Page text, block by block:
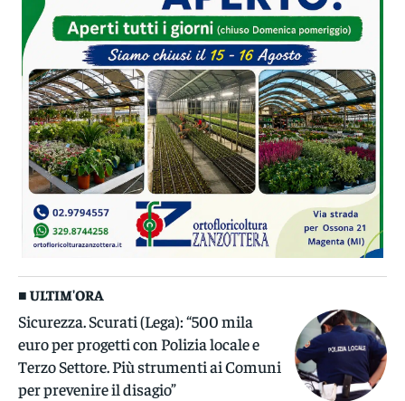
■ ULTIM'ORA
Sicurezza. Scurati (Lega): “500 mila
euro per progetti con Polizia locale e
Terzo Settore. Più strumenti ai Comuni
per prevenire il disagio”